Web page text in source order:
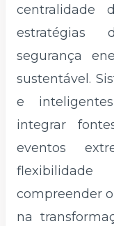
centralidade
estratégias
segurança
sustentável.
e
integrar
eventos
compreender
na